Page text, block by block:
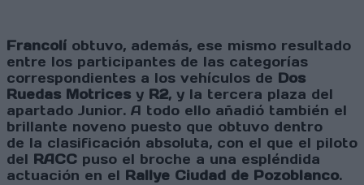
Francolí obtuvo, además, ese mismo resultado
entre los participantes de las categorías
correspondientes a los vehículos de Dos
Ruedas Motrices y R2, y la tercera plaza del
apartado Junior. A todo ello añadió también el
brillante noveno puesto que obtuvo dentro
de la clasificación absoluta, con el que el piloto
del RACC puso el broche a una espléndida
actuación en el Rallye Ciudad de Pozoblanco.